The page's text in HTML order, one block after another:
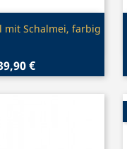
mit Schalmei, farbig
€